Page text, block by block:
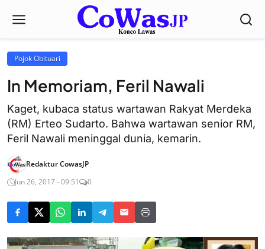
Pojok Obituari
In Memoriam, Feril Nawali
Kaget, kubaca status wartawan Rakyat Merdeka
(RM) Erteo Sudarto. Bahwa wartawan senior RM,
Feril Nawali meninggal dunia, kemarin.
Redaktur CowasJP
Jun 26, 2017 - 09:51
0